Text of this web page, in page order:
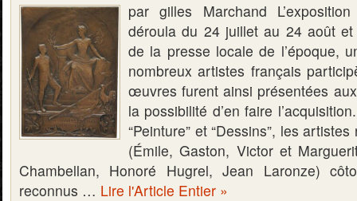
par gilles Marchand
déroula du 24 juillet au 24 août
de la presse locale de l’époque,
nombreux artistes français
œuvres furent ainsi présentées
la possibilité d’en faire
“Peinture” et “Dessins”, les
(Émile, Gaston, Victor et
Chambellan, Honoré Hugrel, Jean Laronze)
reconnus … Lire l'Article Entier »